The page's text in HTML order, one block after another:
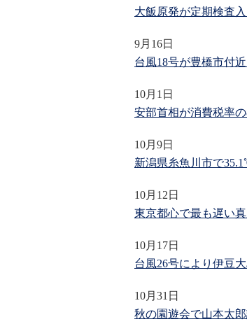
大飯原発が定期検査
9月16日
台風18号が豊橋市付
10月1日
安部首相が消費税率
10月9日
新潟県糸魚川市で
10月12日
東京都心で最も遅い
10月17日
台風26号により伊豆
10月31日
秋の園遊会で山本太